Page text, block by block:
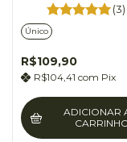
(3)
Único
R$109,90
R$104,41 com Pix
ADICIONAR